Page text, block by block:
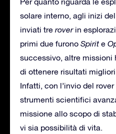
solare interno, agli inizi
inviati tre rover in
primi due furono Spirit e
successivo, altre missioni
di ottenere risultati
Infatti, con l’invio del rover
strumenti scientifici
missione allo scopo di
vi sia possibilità di vita.